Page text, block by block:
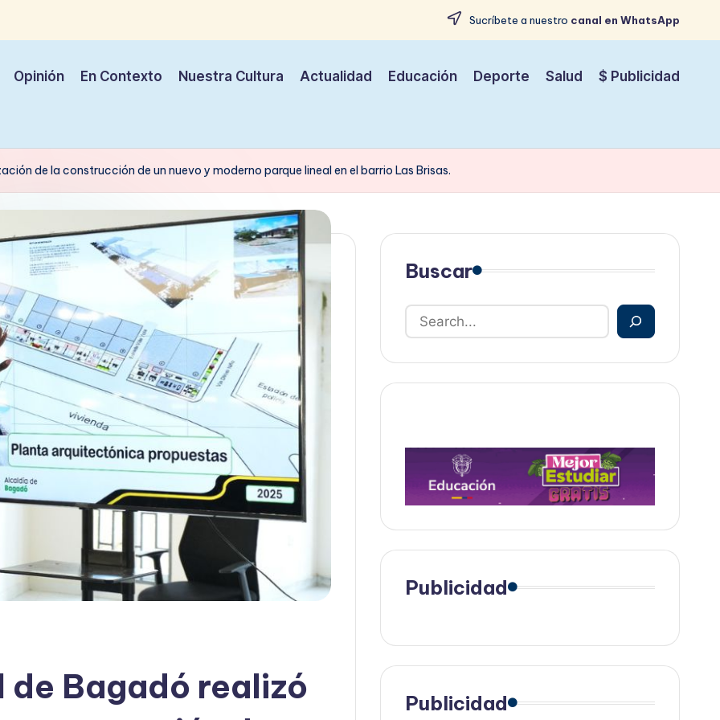
Sucríbete a nuestro canal en WhatsApp
Opinión En Contexto Nuestra Cultura Actualidad Educación Deporte Salud $ Publicidad
de la construcción de un nuevo y moderno parque lineal en el barrio Las Brisas.
Bagadó realizó
Buscar
Publicidad
Publicidad